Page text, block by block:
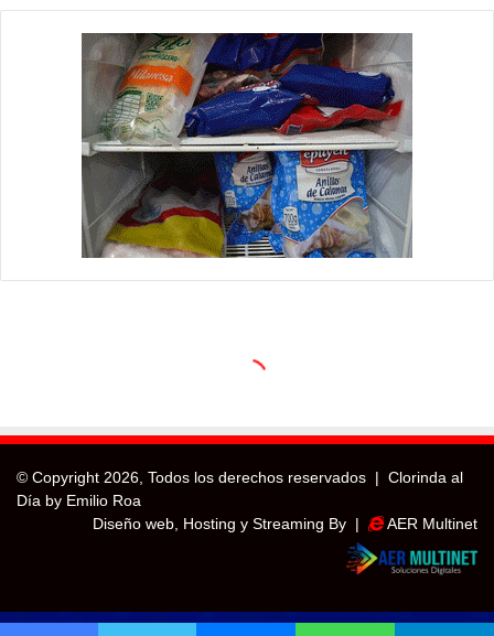
© Copyright 2026, Todos los derechos reservados | Clorinda al
Día by Emilio Roa
Diseño web, Hosting y Streaming By |
AER Multinet